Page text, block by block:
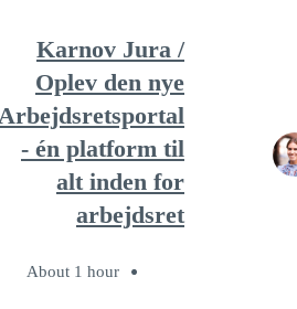
Karnov Jura /
Oplev den nye
- én platform til
alt inden for
arbejdsret
About 1 hour